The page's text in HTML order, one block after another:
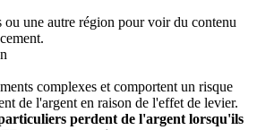
ou une autre région pour voir du contenu
complexes et comportent un risque
de l'argent en raison de l'effet de levier.
perdent de l'argent lorsqu'ils